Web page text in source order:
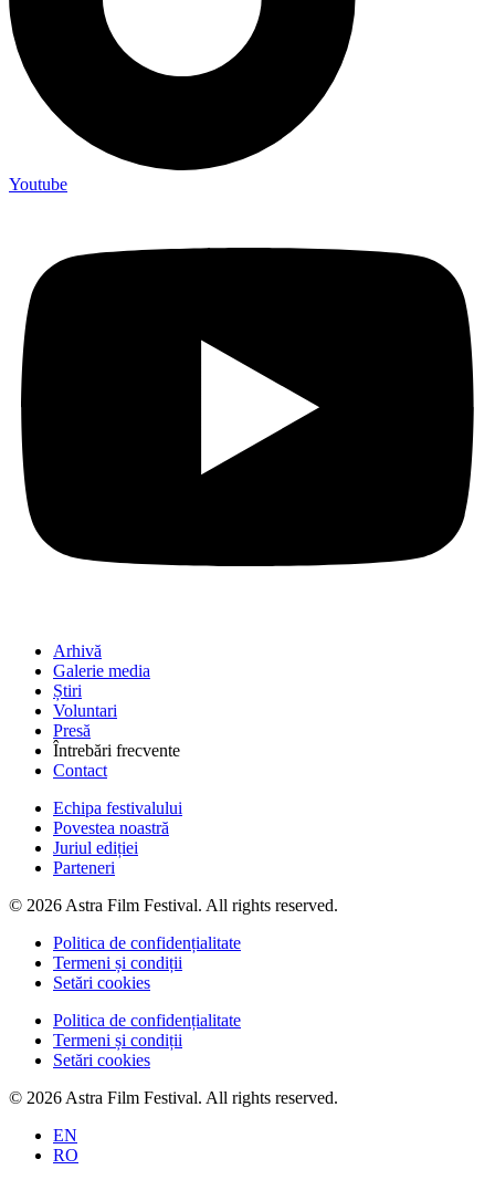
Youtube
Arhivă
Galerie media
Știri
Voluntari
Presă
Întrebări frecvente
Contact
Echipa festivalului
Povestea noastră
Juriul ediției
Parteneri
© 2026 Astra Film Festival. All rights reserved.
Politica de confidențialitate
Termeni și condiții
Setări cookies
Politica de confidențialitate
Termeni și condiții
Setări cookies
© 2026 Astra Film Festival. All rights reserved.
EN
RO